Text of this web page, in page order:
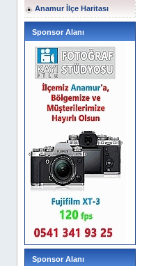
Anamur İlçe Haritası
Sponsor Alanı
Sponsor Alanı